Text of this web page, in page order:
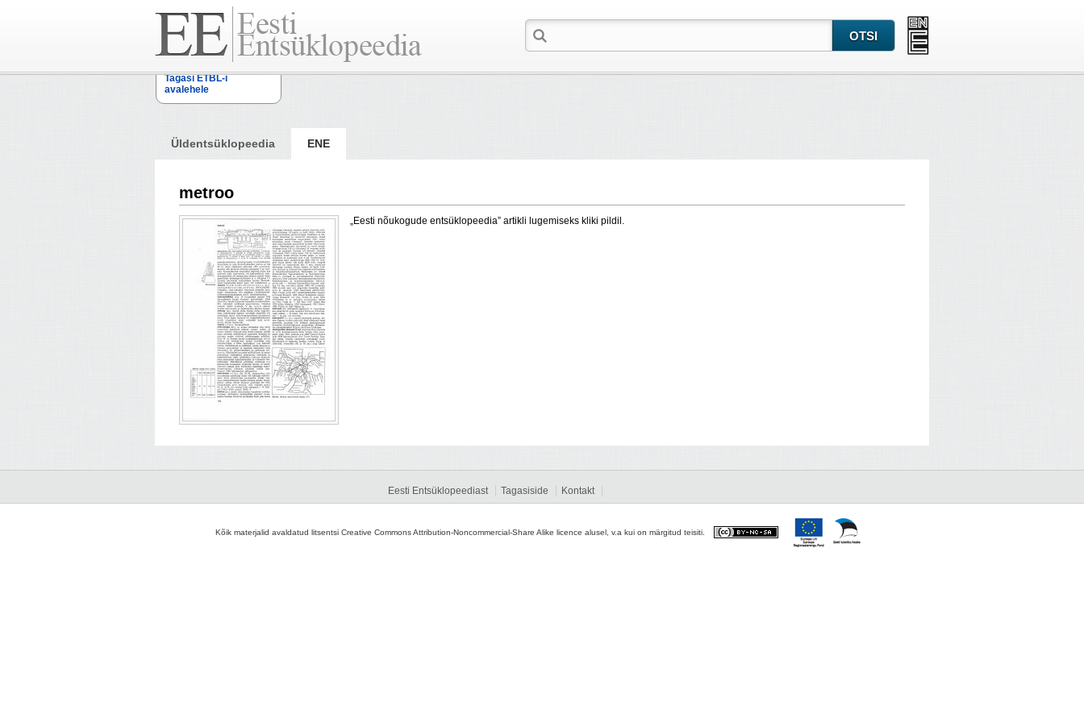
Tagasi ETBL-i
avalehele
Üldentsüklopeedia ENE
metroo
„Eesti nõukogude entsüklopeedia” artikli lugemiseks kliki pildil.
Eesti Entsüklopeediast Tagasiside Kontakt
Kõik materjalid avaldatud litsentsi Creative Commons Attribution-Noncommercial-Share Alike licence alusel, v.a kui on märgitud teisiti.